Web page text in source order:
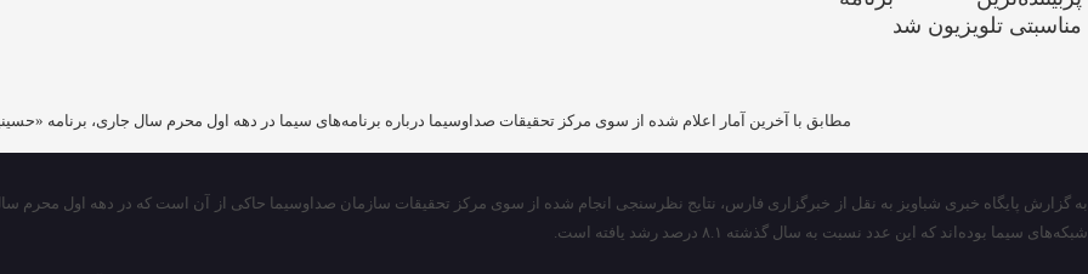
مطابق با آخرین آمار اعلام شده از سوی مرکز تحقیقات صداوسیما درباره برنامه‌های سیما در دهه اول محرم سال جاری، برنامه
شبکه‌های سیما بوده‌اند که این عدد نسبت به سال گذشته ۸.۱ درصد رشد یافته است.